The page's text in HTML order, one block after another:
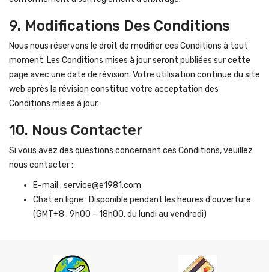
9. Modifications Des Conditions
Nous nous réservons le droit de modifier ces Conditions à tout
moment. Les Conditions mises à jour seront publiées sur cette
page avec une date de révision. Votre utilisation continue du site
web après la révision constitue votre acceptation des
Conditions mises à jour.
10. Nous Contacter
Si vous avez des questions concernant ces Conditions, veuillez
nous contacter :
E-mail : service@e1981.com
Chat en ligne : Disponible pendant les heures d'ouverture
(GMT+8 : 9h00 – 18h00, du lundi au vendredi)